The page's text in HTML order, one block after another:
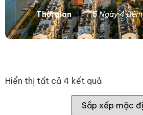
Thời gian 5 Ngày 4 Đêm
Hiển thị tất cả 4 kết quả